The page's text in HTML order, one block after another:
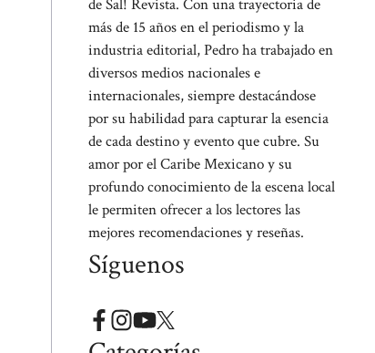
de Sal! Revista. Con una trayectoria de
más de 15 años en el periodismo y la
industria editorial, Pedro ha trabajado en
diversos medios nacionales e
internacionales, siempre destacándose
por su habilidad para capturar la esencia
de cada destino y evento que cubre. Su
amor por el Caribe Mexicano y su
profundo conocimiento de la escena local
le permiten ofrecer a los lectores las
mejores recomendaciones y reseñas.
Síguenos